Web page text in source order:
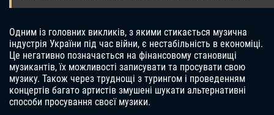
Одним із головних викликів, з якими стикається музична
індустрія України під час війни, є нестабільність в економіці.
Це негативно позначається на фінансовому становищі
музикантів, їх можливості записувати та просувати свою
музику. Також через труднощі з турингом і проведенням
концертів багато артистів змушені шукати альтернативні
способи просування своєї музики.